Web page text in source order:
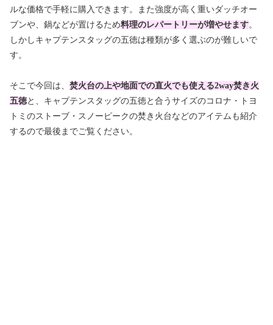
ルな価格で手軽に購入できます。また強度が高く重いダッチオー
ブンや、鍋などが置けるため料理のレパートリーが増やせます。
しかしキャプテンスタッグの五徳は種類が多く選ぶのが難しいで
す。
そこで今回は、 焚火台の上や地面での直火でも使える2way焚き火
五徳と、キャプテンスタッグの五徳と合うサイズのコロナ・トヨ
トミのストーブ・スノーピークの焚き火台などのアイテムも紹介
するので最後までご覧ください。